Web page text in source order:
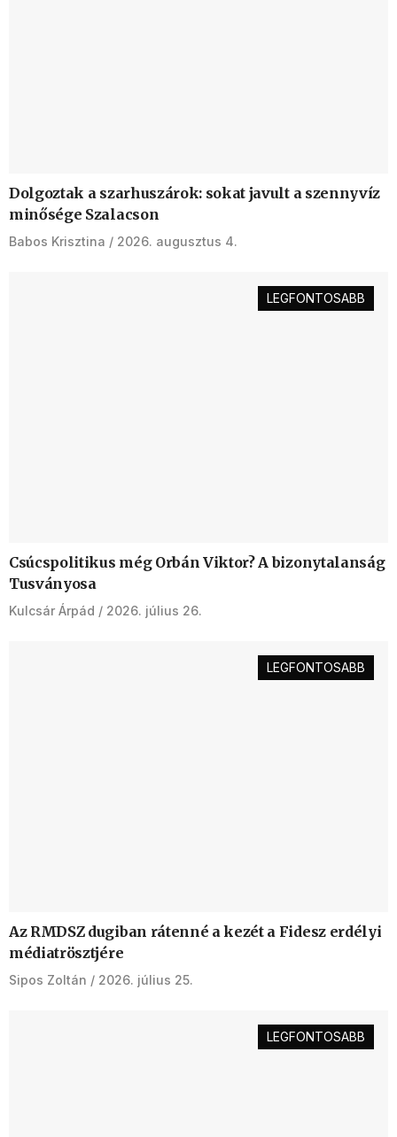
Dolgoztak a szarhuszárok: sokat javult a szennyvíz
minősége Szalacson
Babos Krisztina 2026. augusztus 4.
LEGFONTOSABB
Csúcspolitikus még Orbán Viktor? A bizonytalanság
Tusványosa
Kulcsár Árpád 2026. július 26.
LEGFONTOSABB
Az RMDSZ dugiban rátenné a kezét a Fidesz erdélyi
médiatrösztjére
Sipos Zoltán 2026. július 25.
LEGFONTOSABB